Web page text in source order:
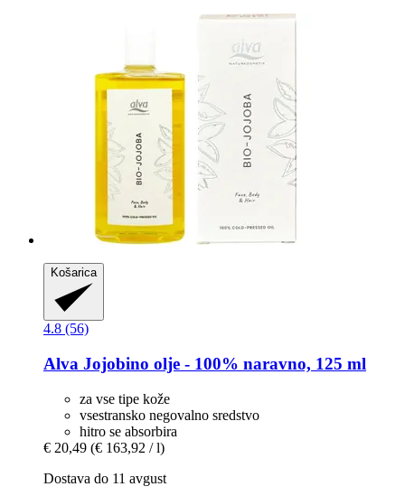
Košarica
4.8 (56)
Alva Jojobino olje -​ 100% naravno, 125 ml
za vse tipe kože
vsestransko negovalno sredstvo
hitro se absorbira
€ 20,49 (€ 163,92 / l)
Dostava do 11 avgust